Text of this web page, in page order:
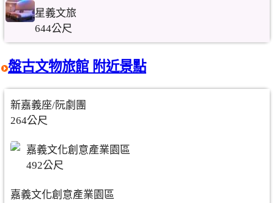
星義文旅
644公尺
盤古文物旅館 附近景點
新嘉義座/阮劇團
264公尺
嘉義文化創意產業園區
492公尺
嘉義文化創意產業園區